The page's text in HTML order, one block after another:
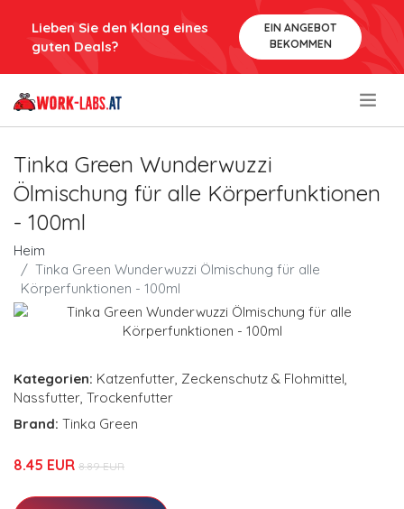
Lieben Sie den Klang eines
guten Deals?
EIN ANGEBOT
BEKOMMEN
Tinka Green Wunderwuzzi
Ölmischung für alle Körperfunktionen
- 100ml
Heim
Tinka Green Wunderwuzzi Ölmischung für alle
Körperfunktionen - 100ml
Kategorien: Katzenfutter, Zeckenschutz & Flohmittel,
Nassfutter, Trockenfutter
Brand: Tinka Green
8.45 EUR 8.89 EUR